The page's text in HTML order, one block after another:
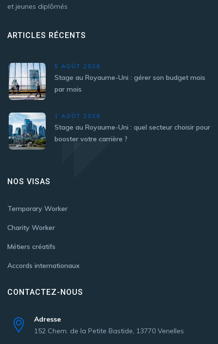
et jeunes diplômés
ARTICLES RÉCENTS
5 AOÛT 2026
Stage au Royaume-Uni : gérer son budget mois
par mois
1 AOÛT 2026
Stage au Royaume-Uni : quel secteur choisir pour
booster votre carrière ?
NOS VISAS
Temporary Worker
Charity Worker
Métiers créatifs
Accords internationaux
CONTACTEZ-NOUS
Adresse
152 Chem. de la Petite Bastide, 13770 Venelles